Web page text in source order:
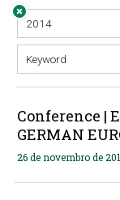
Conference |
GERMAN
26 de novembro de